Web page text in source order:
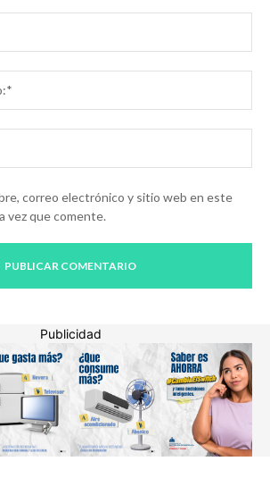
correo electrónico y sitio web en este
vez que comente.
Publicidad